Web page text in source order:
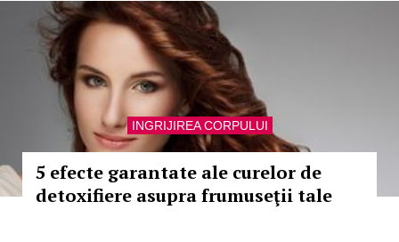
INGRIJIREA CORPULUI
5 efecte garantate ale curelor de
detoxifiere asupra frumuseţii tale